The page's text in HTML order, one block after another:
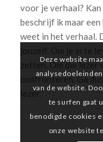
voor je verhaal?
beschrijf ik maar
weet in het verhaal.
zetten. Om die
confronteren. Ga
lezer.
Deze website
van de website.
te surfen gaat
benodigde cookies
onze website